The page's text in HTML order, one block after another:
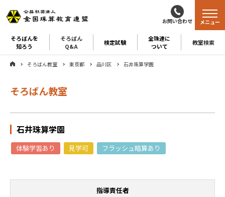
お問い合わせ
そろばんを
知ろう
そろばん
Q&A
検定試験
全珠連に
ついて
教室検索
メニュー
そろばん教室 東京都 品川区 石井珠算学園
そろばん教室
石井珠算学園
体験学習あり 見学可 フラッシュ暗算あり
指導責任者